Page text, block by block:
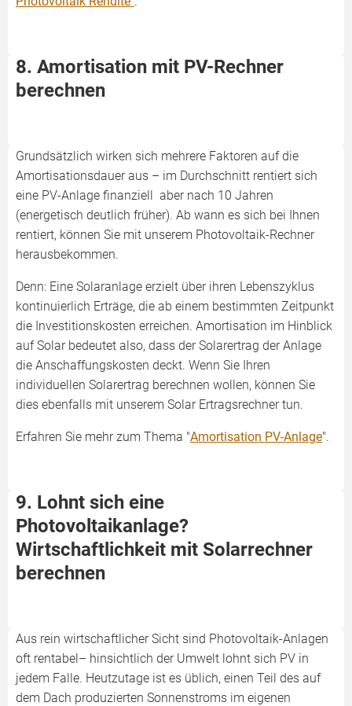
8. Amortisation mit PV-Rechner
berechnen
Grundsätzlich wirken sich mehrere Faktoren auf die
Amortisationsdauer aus – im Durchschnitt rentiert sich
eine PV-Anlage finanziell aber nach 10 Jahren
(energetisch deutlich früher). Ab wann es sich bei Ihnen
rentiert, können Sie mit unserem Photovoltaik-Rechner
herausbekommen.
Denn: Eine Solaranlage erzielt über ihren Lebenszyklus
kontinuierlich Erträge, die ab einem bestimmten Zeitpunkt
die Investitionskosten erreichen. Amortisation im Hinblick
auf Solar bedeutet also, dass der Solarertrag der Anlage
die Anschaffungskosten deckt. Wenn Sie Ihren
individuellen Solarertrag berechnen wollen, können Sie
dies ebenfalls mit unserem Solar Ertragsrechner tun.
Erfahren Sie mehr zum Thema "Amortisation PV-Anlage".
9. Lohnt sich eine
Photovoltaikanlage?
Wirtschaftlichkeit mit Solarrechner
berechnen
Aus rein wirtschaftlicher Sicht sind Photovoltaik-Anlagen
oft rentabel– hinsichtlich der Umwelt lohnt sich PV in
jedem Falle. Heutzutage ist es üblich, einen Teil des auf
dem Dach produzierten Sonnenstroms im eigenen